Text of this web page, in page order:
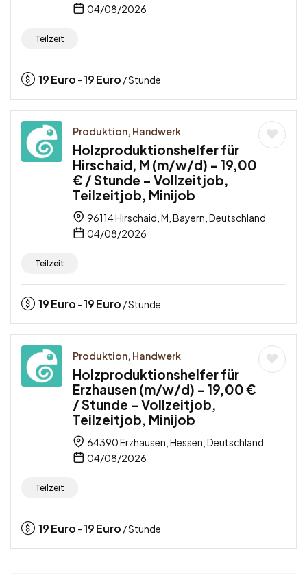
04/08/2026
Teilzeit
19Euro -19Euro / Stunde
Produktion, Handwerk
Holzproduktionshelfer für
Hirschaid, M (m/w/d) – 19,00
€ / Stunde – Vollzeitjob,
Teilzeitjob, Minijob
96114 Hirschaid, M, Bayern, Deutschland
04/08/2026
Teilzeit
19Euro -19Euro / Stunde
Produktion, Handwerk
Holzproduktionshelfer für
Erzhausen (m/w/d) – 19,00 €
/ Stunde – Vollzeitjob,
Teilzeitjob, Minijob
64390 Erzhausen, Hessen, Deutschland
04/08/2026
Teilzeit
19Euro -19Euro / Stunde